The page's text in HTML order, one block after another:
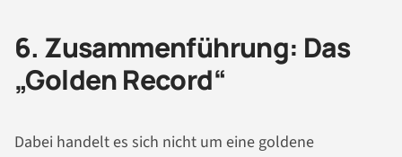
6. Zusammenführung: Das
„Golden Record“
Dabei handelt es sich nicht um eine goldene